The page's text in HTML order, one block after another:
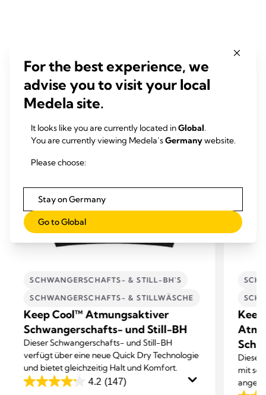
ÄHNLICHE PRODUKTE
SCHWANGERSCHAFTS- & STILL-BH'S
SCHWANGERSCHAFTS- & STILLWÄSCHE
Keep Cool™ Atmungsaktiver
Schwangerschafts- und Still-BH
Dieser Schwangerschafts- und Still-BH
verfügt über eine neue Quick Dry Technologie
und bietet gleichzeitig Halt und Komfort.
4.2 (147)
4.2
Dieser
mit
For the best experience, we
advise you to visit your local
Medela site.
It looks like you are currently located inGlobal.
You are currently viewing Medela’sGermanywebsite.
Please choose:
Stay on Germany
Go to Global